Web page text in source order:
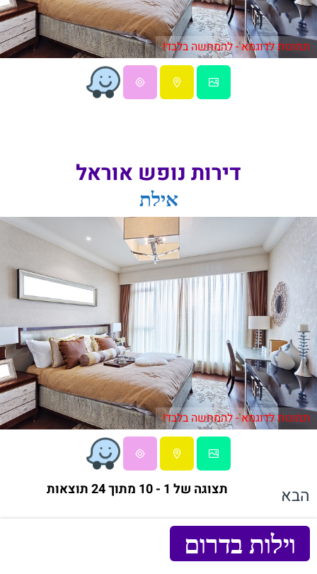
תמונות לדוגמא - להמחשה בלבד!
דירות נופש אוראל
אילת
תמונות לדוגמא - להמחשה בלבד!
תצוגה של 1 - 10 מתוך 24 תוצאות הבא
וילות בדרום